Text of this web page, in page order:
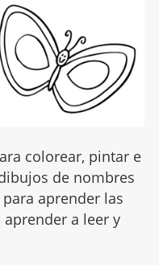
colorear, pintar e
de nombres
aprender las
a leer y